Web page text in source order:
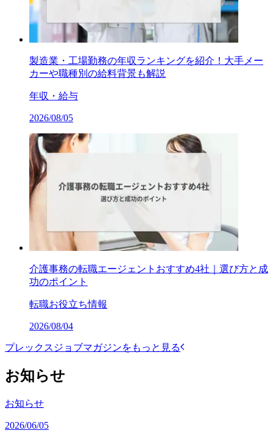
製造業・工場勤務の年収ランキングを紹介！大手メー
カーや職種別の給料背景も解説
年収・給与
2026/08/05
介護事務の転職エージェントおすすめ4社｜選び方と成
功のポイント
転職お役立ち情報
2026/08/04
プレックスジョブマガジンをもっと見る
お知らせ
お知らせ
2026/06/05